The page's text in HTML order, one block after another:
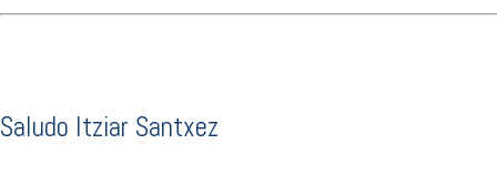
Saludo Itziar Santxez